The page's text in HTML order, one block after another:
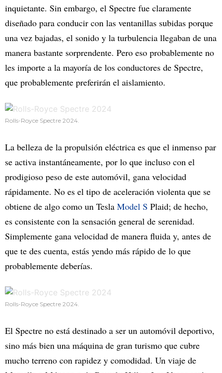
inquietante. Sin embargo, el Spectre fue claramente
diseñado para conducir con las ventanillas subidas porque
una vez bajadas, el sonido y la turbulencia llegaban de una
manera bastante sorprendente. Pero eso probablemente no
les importe a la mayoría de los conductores de Spectre,
que probablemente preferirán el aislamiento.
Rolls-Royce Spectre 2024.
La belleza de la propulsión eléctrica es que el inmenso par
se activa instantáneamente, por lo que incluso con el
prodigioso peso de este automóvil, gana velocidad
rápidamente. No es el tipo de aceleración violenta que se
obtiene de algo como un Tesla Model S Plaid; de hecho,
es consistente con la sensación general de serenidad.
Simplemente gana velocidad de manera fluida y, antes de
que te des cuenta, estás yendo más rápido de lo que
probablemente deberías.
Rolls-Royce Spectre 2024.
El Spectre no está destinado a ser un automóvil deportivo,
sino más bien una máquina de gran turismo que cubre
mucho terreno con rapidez y comodidad. Un viaje de